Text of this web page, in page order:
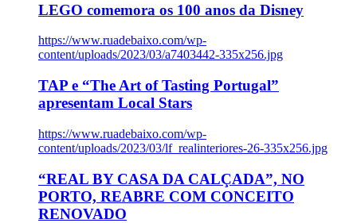
LEGO comemora os 100 anos da Disney
https://www.ruadebaixo.com/wp-
content/uploads/2023/03/a7403442-335x256.jpg
TAP e “The Art of Tasting Portugal”
apresentam Local Stars
https://www.ruadebaixo.com/wp-
content/uploads/2023/03/lf_realinteriores-26-335x256.jpg
“REAL BY CASA DA CALÇADA”, NO
PORTO, REABRE COM CONCEITO
RENOVADO